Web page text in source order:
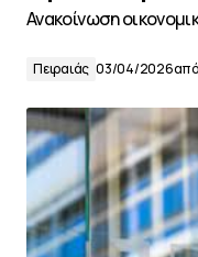
Ανακοίνωση
Πειραιάς 03/04/2026από